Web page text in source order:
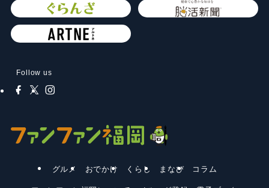
Follow us
グルメ おでかけ くらし まなび コラム